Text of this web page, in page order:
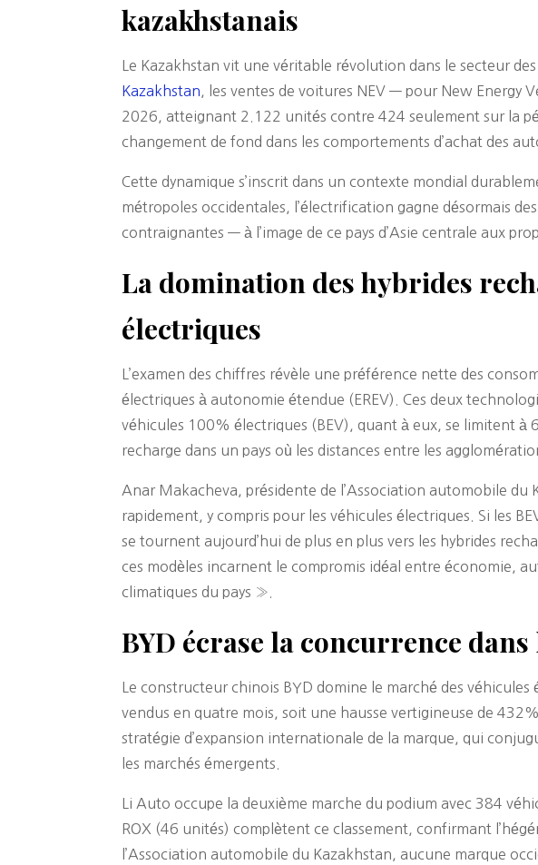
kazakhstanais
Le Kazakhstan vit une véritable révolution dans le secteur
Kazakhstan , les ventes de voitures NEV — pour New Energy
2026, atteignant 2.122 unités contre 424 seulement sur la
changement de fond dans les comportements d’achat des
Cette dynamique s’inscrit dans un contexte mondial
métropoles occidentales, l’électrification gagne désormais
contraignantes — à l’image de ce pays d’Asie centrale aux
La domination des hybrides
électriques
L’examen des chiffres révèle une préférence nette des
électriques à autonomie étendue (EREV). Ces deux
véhicules 100% électriques (BEV), quant à eux, se limitent
recharge dans un pays où les distances entre les
Anar Makacheva, présidente de l’Association automobile
rapidement, y compris pour les véhicules électriques. Si les
se tournent aujourd’hui de plus en plus vers les hybrides
ces modèles incarnent le compromis idéal entre économie,
climatiques du pays ».
BYD écrase la concurrence
Le constructeur chinois BYD domine le marché des
vendus en quatre mois, soit une hausse vertigineuse de
stratégie d’expansion internationale de la marque, qui
les marchés émergents.
Li Auto occupe la deuxième marche du podium avec 384
ROX (46 unités) complètent ce classement, confirmant
l’Association automobile du Kazakhstan, aucune marque